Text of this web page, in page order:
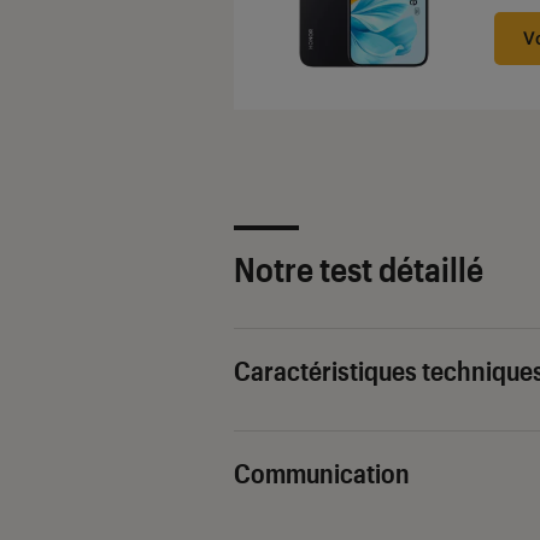
Notre test détaillé
Caractéristiques
Communication